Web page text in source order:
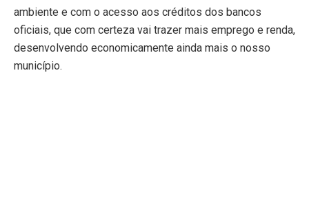
ambiente e com o acesso aos créditos dos bancos
oficiais, que com certeza vai trazer mais emprego e renda,
desenvolvendo economicamente ainda mais o nosso
município.